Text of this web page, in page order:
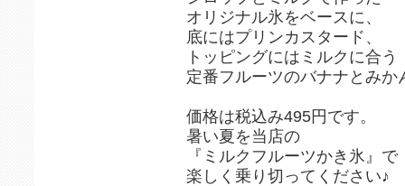
オリジナル氷をベースに、
底にはプリンカスタード、
トッピングにはミルクに合う
定番フルーツのバナナとみか
価格は税込み495円です。
暑い夏を当店の
『ミルクフルーツかき氷』で
楽しく乗り切ってください♪